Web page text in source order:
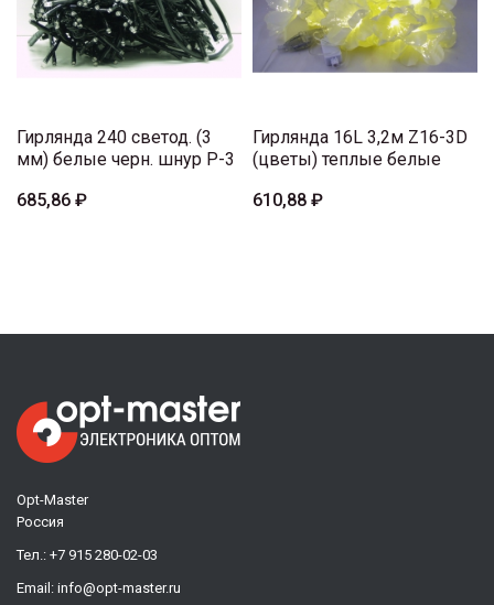
Гирлянда 240 светод. (3
мм) белые черн. шнур P-3
685,86 ₽
Гирлянда 16L 3,2м Z16-3D
(цветы) теплые белые
610,88 ₽
Opt-Master
Россия
Тел.: +7 915 280-02-03
Email: info@opt-master.ru